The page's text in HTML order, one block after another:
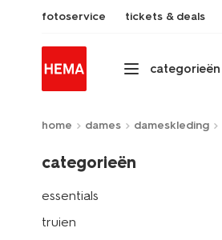
fotoservice tickets & deals
categorieën
home dames dameskleding
categorieën
essentials
truien